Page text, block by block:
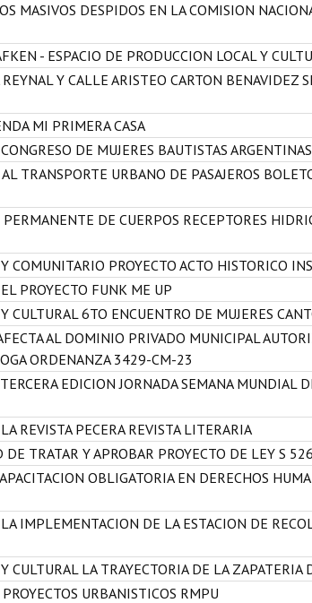
MASIVOS DESPIDOS EN LA COMISION
- ESPACIO DE PRODUCCION LOCAL Y
Y CALLE ARISTEO CARTON BENAVIDEZ
MI PRIMERA CASA
DE MUJERES BAUTISTAS ARGENTINAS
TRANSPORTE URBANO DE PASAJEROS
DE CUERPOS RECEPTORES
COMUNITARIO PROYECTO ACTO HISTORICO
PROYECTO FUNK ME UP
6TO ENCUENTRO DE MUJERES
AL DOMINIO PRIVADO MUNICIPAL
ORDENANZA 3429-CM-23
EDICION JORNADA SEMANA MUNDIAL
REVISTA PECERA REVISTA LITERARIA
TRATAR Y APROBAR PROYECTO DE LEY S
OBLIGATORIA EN DERECHOS
IMPLEMENTACION DE LA ESTACION DE
LA TRAYECTORIA DE LA ZAPATERIA
URBANISTICOS RMPU